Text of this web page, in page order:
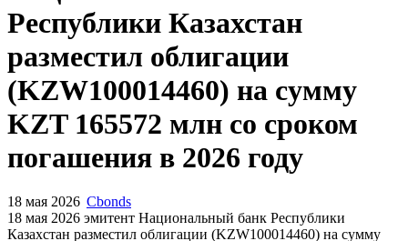
Новый выпуск: эмитент
Национальный банк
Республики Казахстан
разместил облигации
(KZW100014460) на сумму
погашения в 2026 году